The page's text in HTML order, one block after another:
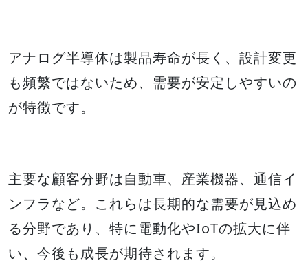
アナログ半導体は製品寿命が長く、設計変更
も頻繁ではないため、需要が安定しやすいの
が特徴です。
主要な顧客分野は自動車、産業機器、通信イ
ンフラなど。これらは長期的な需要が見込め
る分野であり、特に電動化やIoTの拡大に伴
い、今後も成長が期待されます。